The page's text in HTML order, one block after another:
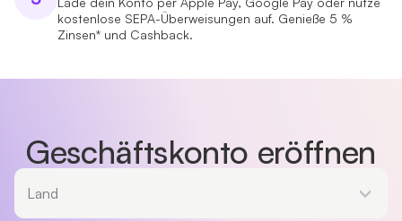
kostenlose SEPA-Überweisungen auf. Genieße 5 %
Zinsen* und Cashback.
Geschäftskonto eröffnen
Land